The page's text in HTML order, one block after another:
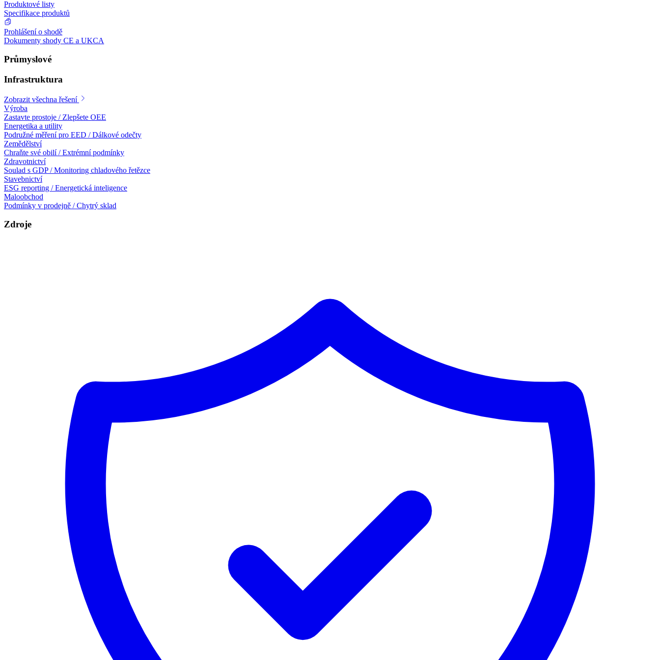
Produktové listy
Specifikace produktů
Prohlášení o shodě
Dokumenty shody CE a UKCA
Průmyslové
Infrastruktura
Zobrazit všechna řešení
Výroba
Zastavte prostoje / Zlepšete OEE
Energetika a utility
Podružné měření pro EED / Dálkové odečty
Zemědělství
Chraňte své obilí / Extrémní podmínky
Zdravotnictví
Soulad s GDP / Monitoring chladového řetězce
Stavebnictví
ESG reporting / Energetická inteligence
Maloobchod
Podmínky v prodejně / Chytrý sklad
Zdroje